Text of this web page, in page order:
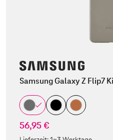
Samsung Galaxy Z Flip7
56,95 €